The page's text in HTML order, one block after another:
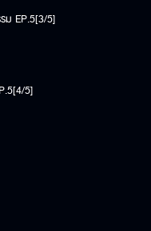
ม EP.5[3/5]
5]